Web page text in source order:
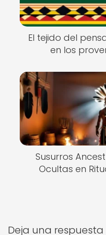
El tejido del
en los
Susurros
Ocultas en
Deja una respuesta